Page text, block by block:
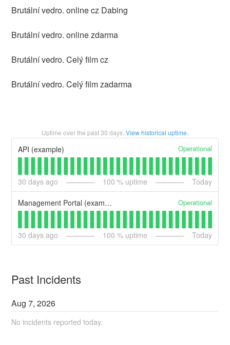
Brutální vedro. online cz Dabing
Brutální vedro. online zdarma
Brutální vedro. Celý film cz
Brutální vedro. Celý film zadarma
Uptime over the past30 days. View historical uptime.
API (example) Operational
30 days ago 100 % uptime Today
Management Portal (example) Operational
30 days ago 100 % uptime Today
Past Incidents
Aug7,2026
No incidents reported today.